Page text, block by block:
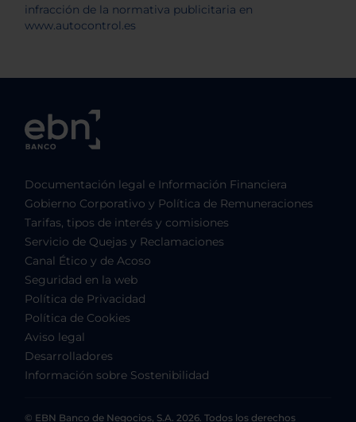
Documentación legal e Información Financiera
Gobierno Corporativo y Política de Remuneraciones
Tarifas, tipos de interés y comisiones
Servicio de Quejas y Reclamaciones
Canal Ético y de Acoso
Seguridad en la web
Política de Privacidad
Política de Cookies
Aviso legal
Desarrolladores
Información sobre Sostenibilidad
© EBN Banco de Negocios, S.A. 2026. Todos los derechos